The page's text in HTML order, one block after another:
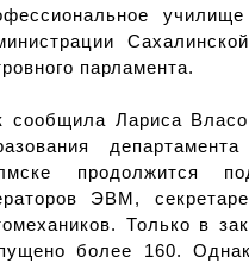
парламента.
сообщила Лариса
продолжится
ЭВМ,
Только в
более 160.